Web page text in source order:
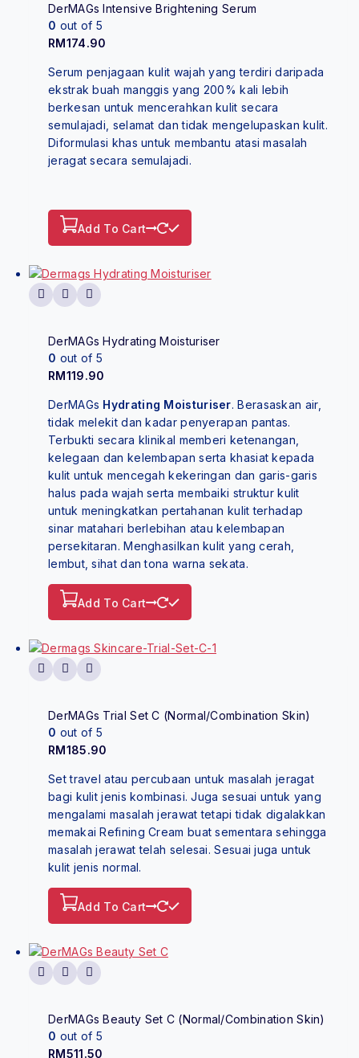
DerMAGs Intensive Brightening Serum
0 out of 5
RM174.90
Serum penjagaan kulit wajah yang terdiri daripada
ekstrak buah manggis yang 200% kali lebih
berkesan untuk mencerahkan kulit secara
semulajadi, selamat dan tidak mengelupaskan kulit.
Diformulasi khas untuk membantu atasi masalah
jeragat secara semulajadi.
Add To Cart
DerMAGs Hydrating Moisturiser
0 out of 5
RM119.90
DerMAGs Hydrating Moisturiser. Berasaskan air,
tidak melekit dan kadar penyerapan pantas.
Terbukti secara klinikal memberi ketenangan,
kelegaan dan kelembapan serta khasiat kepada
kulit untuk mencegah kekeringan dan garis-garis
halus pada wajah serta membaiki struktur kulit
untuk meningkatkan pertahanan kulit terhadap
sinar matahari berlebihan atau kelembapan
persekitaran. Menghasilkan kulit yang cerah,
lembut, sihat dan tona warna sekata.
Add To Cart
DerMAGs Trial Set C (Normal/Combination Skin)
0 out of 5
RM185.90
Set travel atau percubaan untuk masalah jeragat
bagi kulit jenis kombinasi. Juga sesuai untuk yang
mengalami masalah jerawat tetapi tidak digalakkan
memakai Refining Cream buat sementara sehingga
masalah jerawat telah selesai. Sesuai juga untuk
kulit jenis normal.
Add To Cart
DerMAGs Beauty Set C (Normal/Combination Skin)
0 out of 5
RM511.50